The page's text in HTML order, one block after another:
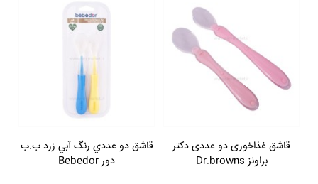
قاشق غذاخوری دو عددی دکتر
براونز Dr.browns
قاشق دو عددي رنگ آبي زرد ب.ب
دور Bebedor